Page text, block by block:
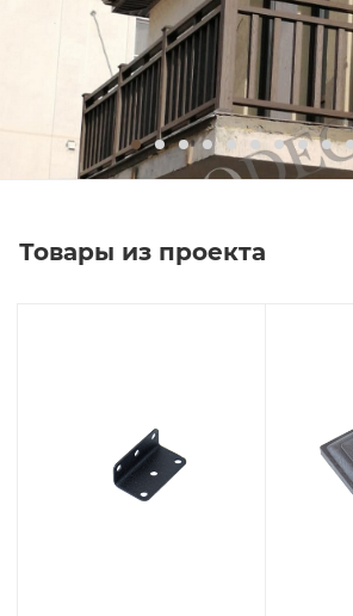
Товары из проекта